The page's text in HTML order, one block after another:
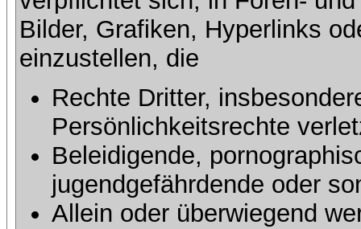
Bilder, Grafiken, Hyperlinks
einzustellen, die
Rechte Dritter,
Persönlichkeitsrechte
Beleidigende,
jugendgefährdende oder
Allein oder überwiegend